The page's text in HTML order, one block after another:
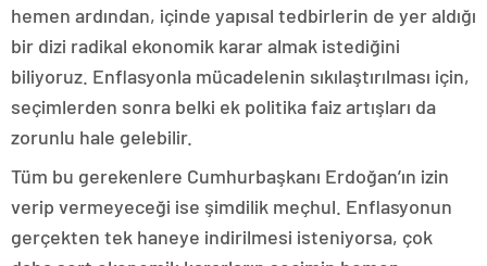
hemen ardından, içinde yapısal tedbirlerin de yer aldığı
bir dizi radikal ekonomik karar almak istediğini
biliyoruz. Enflasyonla mücadelenin sıkılaştırılması için,
seçimlerden sonra belki ek politika faiz artışları da
zorunlu hale gelebilir.
Tüm bu gerekenlere Cumhurbaşkanı Erdoğan’ın izin
verip vermeyeceği ise şimdilik meçhul. Enflasyonun
gerçekten tek haneye indirilmesi isteniyorsa, çok